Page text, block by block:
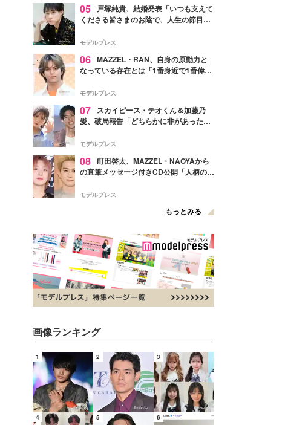
05
戸塚純貴、結婚発表「いつも支えて
くださる皆さまのお陰で、人生の節目を
す」【全文】
モデルプレス
06 MAZZEL・RAN、自身の原動力と
なっている存在とは「1番身近で1番偉大
モデルプレス
07
スカイピース・テオくん＆加藤乃
愛、破局報告「どちらかに非があったわ
モデルプレス
08 町田啓太、MAZZEL・NAOYAから
の直筆メッセージ付きCD公開「人柄の良
モデルプレス
もっとみる
画像ランキング
1 2 3
4 5 6